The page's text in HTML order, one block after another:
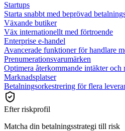
Startups
Starta snabbt med beprövad
Växande butiker
Väx internationellt med förtroende
Enterprise e-handel
Avancerade funktioner för handlare
Prenumerationsvarumärken
Optimera återkommande intäkter och
Marknadsplatser
Betalningsorkestrering för flera
Efter riskprofil
Matcha din betalningsstrategi till risk